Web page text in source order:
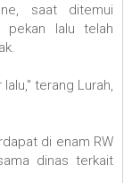
saat ditemui
pekan lalu telah
terang Lurah,
di enam RW
dinas terkait